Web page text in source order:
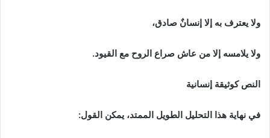
ولا يعترف به إلا إنسانٌ صادق،
ولا يلامسه إلا من عاش صراع الروح مع القيود.
النص كوثيقة إنسانية
في نهاية هذا التحليل الطويل الممتد، يمكن القول: